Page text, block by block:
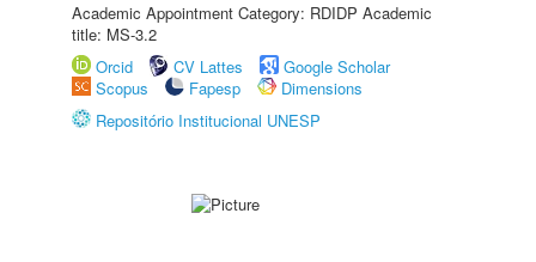
Academic Appointment Category: RDIDP Academic
title: MS-3.2
Orcid
CV Lattes
Google Scholar
Scopus
Fapesp
Dimensions
Repositório Institucional UNESP